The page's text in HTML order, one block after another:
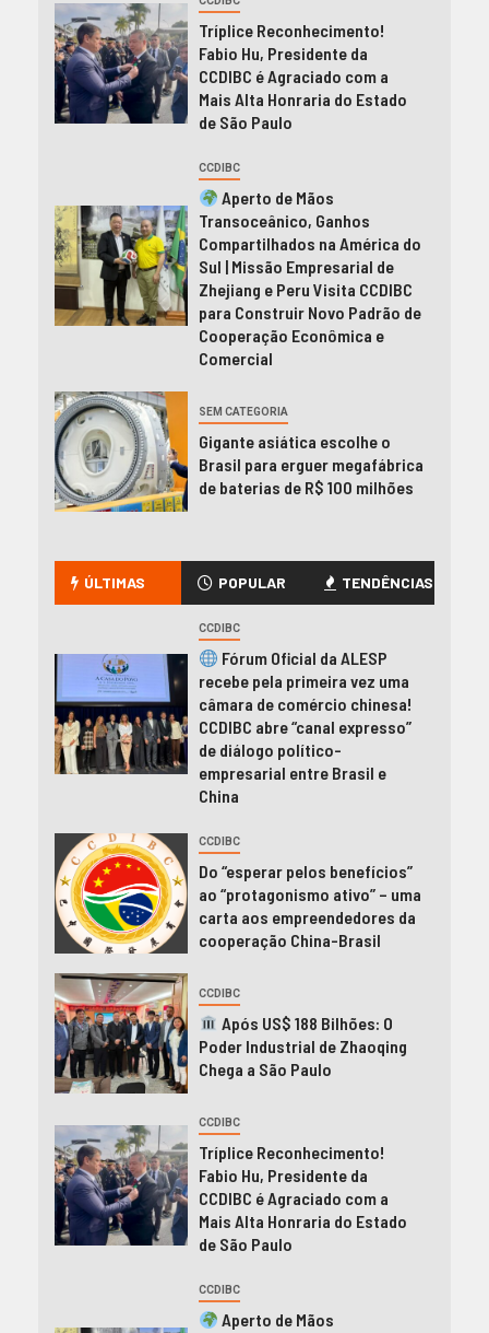
Tríplice Reconhecimento!
Fabio Hu, Presidente da
CCDIBC é Agraciado com a
Mais Alta Honraria do Estado
de São Paulo
CCDIBC
Aperto de Mãos
Transoceânico, Ganhos
Compartilhados na América do
Sul | Missão Empresarial de
Zhejiang e Peru Visita CCDIBC
para Construir Novo Padrão de
Cooperação Econômica e
Comercial
SEM CATEGORIA
Gigante asiática escolhe o
Brasil para erguer megafábrica
de baterias de R$ 100 milhões
ÚLTIMAS POPULAR TENDÊNCIAS
CCDIBC
Fórum Oficial da ALESP
recebe pela primeira vez uma
câmara de comércio chinesa!
CCDIBC abre “canal expresso”
de diálogo político-
empresarial entre Brasil e
China
CCDIBC
Do “esperar pelos benefícios”
ao “protagonismo ativo” – uma
carta aos empreendedores da
cooperação China-Brasil
CCDIBC
Após US$ 188 Bilhões: O
Poder Industrial de Zhaoqing
Chega a São Paulo
CCDIBC
Tríplice Reconhecimento!
Fabio Hu, Presidente da
CCDIBC é Agraciado com a
Mais Alta Honraria do Estado
de São Paulo
CCDIBC
Aperto de Mãos